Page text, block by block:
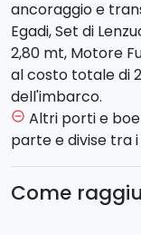
piccola tra le
strade asfaltate
L'ultima isola che
perfetta per tutti
clamore e dallo
paradiso
degli ultimi
Se farvi cullare
come quello
ancoraggio e
Egadi, Set di
2,80 mt, Motore
al costo totale di
dell'imbarco.
remove_circle_outline Altri porti e
parte e divise tra
Come